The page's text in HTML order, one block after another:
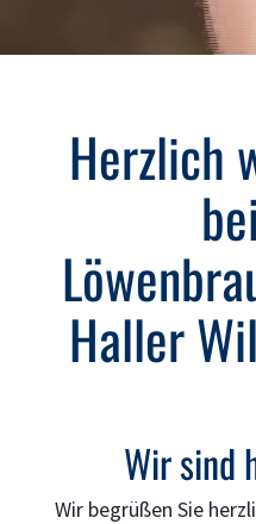
Herzlich
Haller
Wir sind
Wir begrüßen Sie